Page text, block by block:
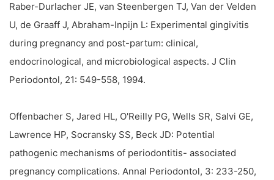
Raber-Durlacher JE, van Steenbergen TJ, Van der Velden
U, de Graaff J, Abraham-Inpijn L: Experimental gingivitis
during pregnancy and post-partum: clinical,
endocrinological, and microbiological aspects. J Clin
Periodontol, 21: 549-558, 1994.
Offenbacher S, Jared HL, O'Reilly PG, Wells SR, Salvi GE,
Lawrence HP, Socransky SS, Beck JD: Potential
pathogenic mechanisms of periodontitis- associated
pregnancy complications. Annal Periodontol, 3: 233-250,